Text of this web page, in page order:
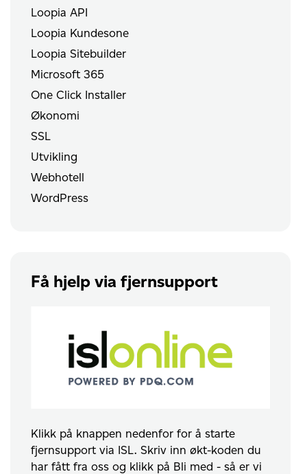
Loopia API
Loopia Kundesone
Loopia Sitebuilder
Microsoft 365
One Click Installer
Økonomi
SSL
Utvikling
Webhotell
WordPress
Få hjelp via fjernsupport
Klikk på knappen nedenfor for å starte
fjernsupport via ISL. Skriv inn økt-koden du
har fått fra oss og klikk på Bli med - så er vi